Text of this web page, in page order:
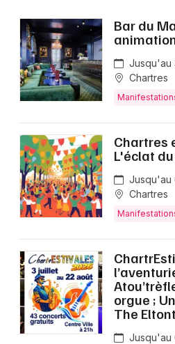
28 - Eure-et-Loir
Mon email
Bar du
Jusqu'au
Chartres
Chartres
L'éclat
Jusqu'au
Chartres
orgue ;
The
Jusqu'au